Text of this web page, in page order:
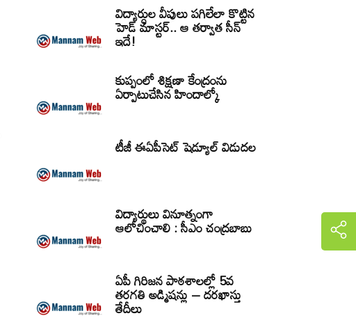
విద్యార్ధుల వీపులు పగిలేలా కొట్టిన
హెడ్ మాస్టర్.. ఆ తర్వాత సీన్‌
ఇదే!
కుప్పంలో శిక్షణా కేంద్రంను
ఏర్పాటుచేసిన హిందాల్కో
టీజీ ఈఏపీసెట్‌ షెడ్యూల్‌ విడుదల
విద్యార్థులు వినూత్నంగా
ఆలోచించాలి : సీఎం చంద్రబాబు
ఏపీ గిరిజన పాఠశాలల్లో 5వ
తరగతి అడ్మిషన్లు – దరఖాస్తు
తేదీలు